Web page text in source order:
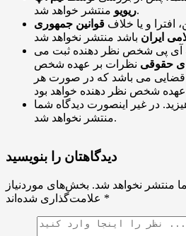
ریویومنتشر خواهد شد.
افترا و یا خلاف قوانین جمهوری
ایران
آی پی شخص نظر دهنده ثبت می
حقوقی نظرات بر عهده شخص
قضایی می باشد که در صورت هر
در غیر اینصورت دیدگاه شما
منتشر نخواهد شد.
دیدگاهتان را بنویسید
منتشر نخواهد شد. بخش‌های موردنیاز
*